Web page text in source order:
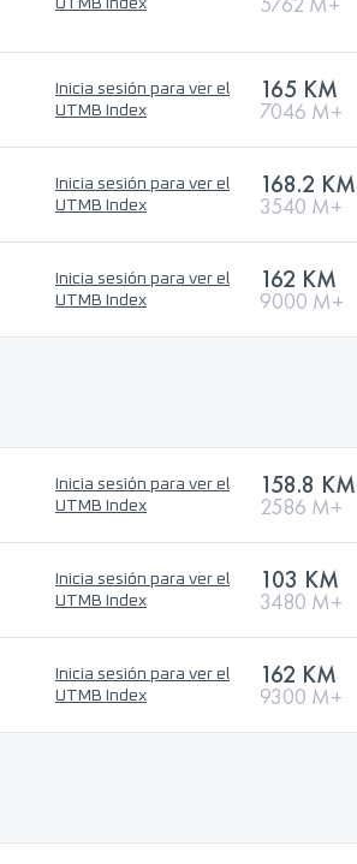
UTMB Index
Inicia sesión para ver el
UTMB Index
165 KM
7046 M+
Inicia sesión para ver el
UTMB Index
168.2 KM
3540 M+
Inicia sesión para ver el
UTMB Index
162 KM
9000 M+
Inicia sesión para ver el
UTMB Index
158.8 KM
2586 M+
Inicia sesión para ver el
UTMB Index
103 KM
3480 M+
Inicia sesión para ver el
UTMB Index
162 KM
9300 M+